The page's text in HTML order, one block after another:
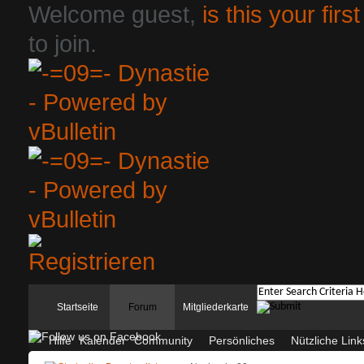
Welcome guest, is this your
to join.
Startseite Forum
Hilfe Kalender Community Persönliches Nützliche
Mitgliederkarte